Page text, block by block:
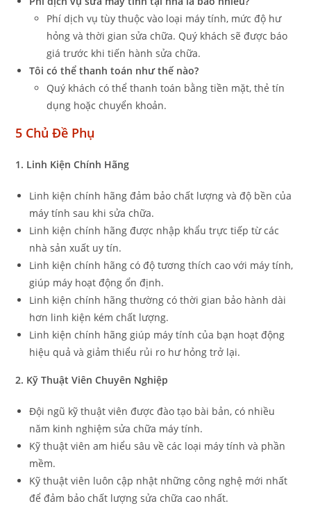
Phí dịch vụ tùy thuộc vào loại máy tính, mức độ hư
hỏng và thời gian sửa chữa. Quý khách sẽ được báo
giá trước khi tiến hành sửa chữa.
Tôi có thể thanh toán như thế nào?
Quý khách có thể thanh toán bằng tiền mặt, thẻ tín
dụng hoặc chuyển khoản.
5 Chủ Đề Phụ
1. Linh Kiện Chính Hãng
Linh kiện chính hãng đảm bảo chất lượng và độ bền của
máy tính sau khi sửa chữa.
Linh kiện chính hãng được nhập khẩu trực tiếp từ các
nhà sản xuất uy tín.
Linh kiện chính hãng có độ tương thích cao với máy tính,
giúp máy hoạt động ổn định.
Linh kiện chính hãng thường có thời gian bảo hành dài
hơn linh kiện kém chất lượng.
Linh kiện chính hãng giúp máy tính của bạn hoạt động
hiệu quả và giảm thiểu rủi ro hư hỏng trở lại.
2. Kỹ Thuật Viên Chuyên Nghiệp
Đội ngũ kỹ thuật viên được đào tạo bài bản, có nhiều
năm kinh nghiệm sửa chữa máy tính.
Kỹ thuật viên am hiểu sâu về các loại máy tính và phần
mềm.
Kỹ thuật viên luôn cập nhật những công nghệ mới nhất
để đảm bảo chất lượng sửa chữa cao nhất.